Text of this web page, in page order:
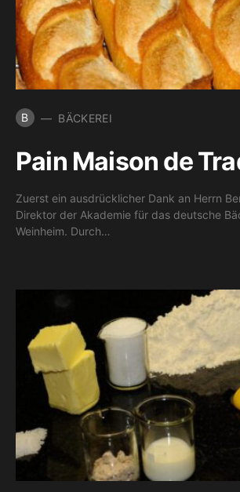
B BÄCKEREI
Pain Maison de
Zuerst ein ausdrücklicher Dank an Herrn
Direktor der Akademie für das deutsche
Weinheim. Durch…